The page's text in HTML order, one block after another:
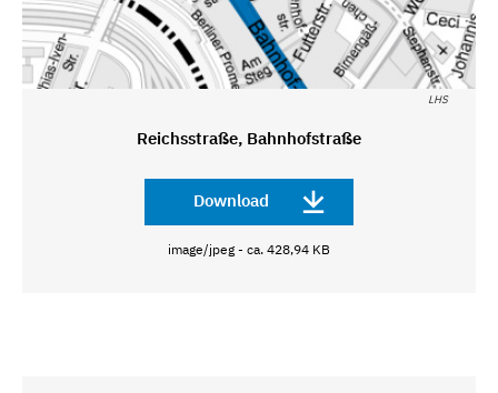
LHS
Reichsstraße, Bahnhofstraße
Download
image/jpeg - ca. 428,94 KB